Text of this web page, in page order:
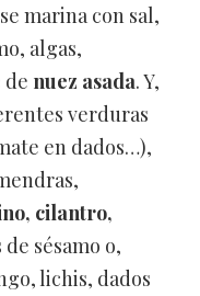
marina con sal,
algas,
de nuez asada. Y,
verduras
en dados…),
cilantro,
sésamo o,
lichis, dados